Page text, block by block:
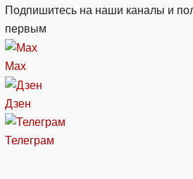
Подпишитесь на наши каналы и
первым
Max
Дзен
Телеграм